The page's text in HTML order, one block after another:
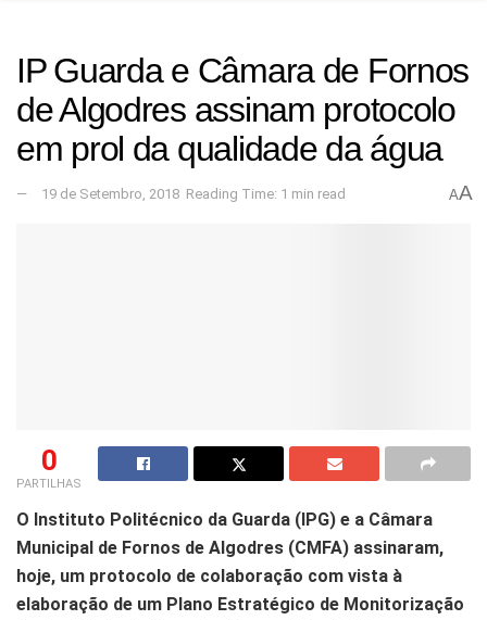
IP Guarda e Câmara de Fornos
de Algodres assinam protocolo
em prol da qualidade da água
19 de Setembro, 2018 Reading Time: 1 min read AA
0
PARTILHAS
O Instituto Politécnico da Guarda (IPG) e a Câmara
Municipal de Fornos de Algodres (CMFA) assinaram,
hoje, um protocolo de colaboração com vista à
elaboração de um Plano Estratégico de Monitorização